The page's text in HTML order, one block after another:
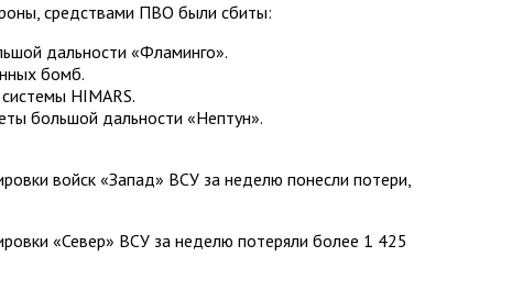
средствами ПВО были сбиты:
дальности «Фламинго».
бомб.
HIMARS.
большой дальности «Нептун».
войск «Запад» ВСУ за неделю понесли потери,
«Север» ВСУ за неделю потеряли более 1 425